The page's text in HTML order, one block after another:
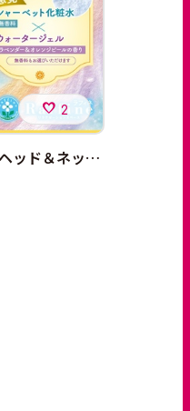
【夏季限定】爽快！シャーベットヘッド＆ネック始まりました！
2